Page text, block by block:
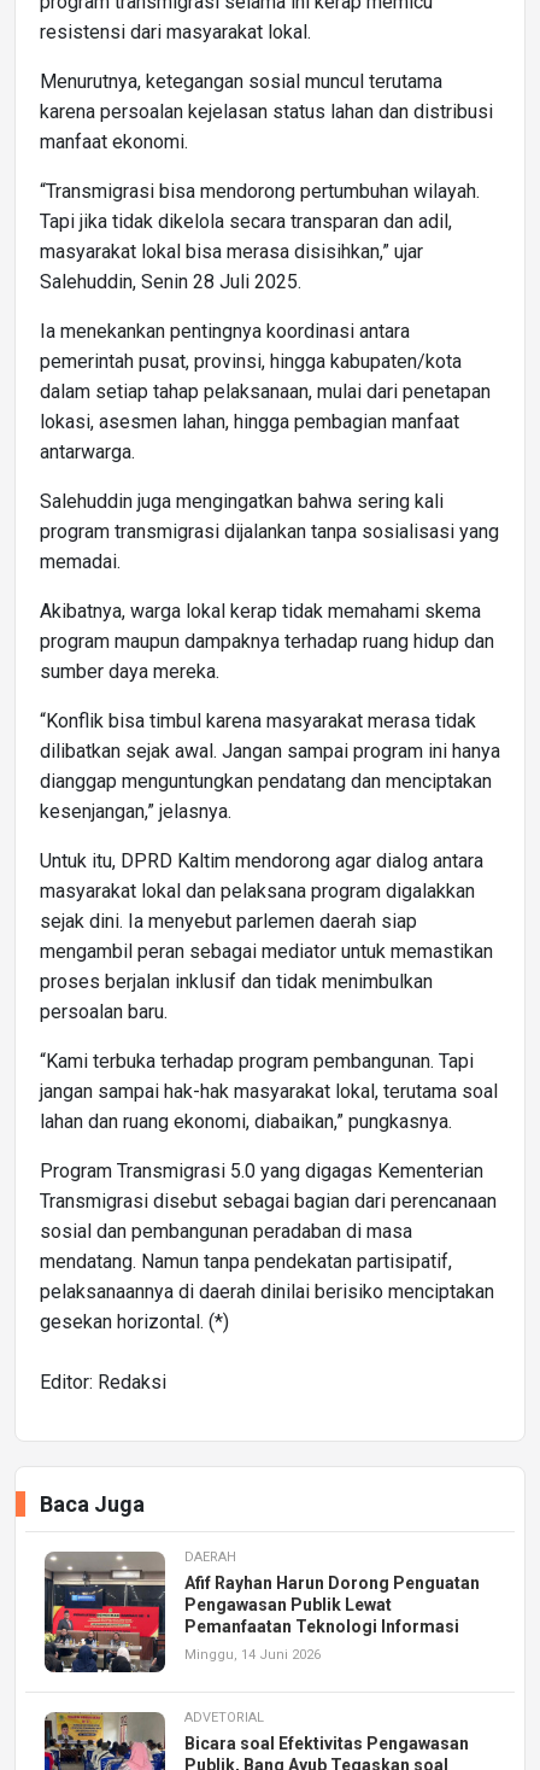
resistensi dari masyarakat lokal.
Menurutnya, ketegangan sosial muncul terutama
karena persoalan kejelasan status lahan dan distribusi
manfaat ekonomi.
“Transmigrasi bisa mendorong pertumbuhan wilayah.
Tapi jika tidak dikelola secara transparan dan adil,
masyarakat lokal bisa merasa disisihkan,” ujar
Salehuddin, Senin 28 Juli 2025.
Ia menekankan pentingnya koordinasi antara
pemerintah pusat, provinsi, hingga kabupaten/kota
dalam setiap tahap pelaksanaan, mulai dari penetapan
lokasi, asesmen lahan, hingga pembagian manfaat
antarwarga.
Salehuddin juga mengingatkan bahwa sering kali
program transmigrasi dijalankan tanpa sosialisasi yang
memadai.
Akibatnya, warga lokal kerap tidak memahami skema
program maupun dampaknya terhadap ruang hidup dan
sumber daya mereka.
“Konflik bisa timbul karena masyarakat merasa tidak
dilibatkan sejak awal. Jangan sampai program ini hanya
dianggap menguntungkan pendatang dan menciptakan
kesenjangan,” jelasnya.
Untuk itu, DPRD Kaltim mendorong agar dialog antara
masyarakat lokal dan pelaksana program digalakkan
sejak dini. Ia menyebut parlemen daerah siap
mengambil peran sebagai mediator untuk memastikan
proses berjalan inklusif dan tidak menimbulkan
persoalan baru.
“Kami terbuka terhadap program pembangunan. Tapi
jangan sampai hak-hak masyarakat lokal, terutama soal
lahan dan ruang ekonomi, diabaikan,” pungkasnya.
Program Transmigrasi 5.0 yang digagas Kementerian
Transmigrasi disebut sebagai bagian dari perencanaan
sosial dan pembangunan peradaban di masa
mendatang. Namun tanpa pendekatan partisipatif,
pelaksanaannya di daerah dinilai berisiko menciptakan
gesekan horizontal. (*)
Editor: Redaksi
Baca Juga
DAERAH
Afif Rayhan Harun Dorong Penguatan
Pengawasan Publik Lewat
Pemanfaatan Teknologi Informasi
Minggu, 14 Juni 2026
ADVETORIAL
Bicara soal Efektivitas Pengawasan
Publik, Bang Ayub Tegaskan soal